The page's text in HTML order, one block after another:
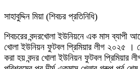
সাহাবুদ্দিন মিয়া (শিবচর প্রতিনিধি)
শিবচরের বন্দরখোলা ইউনিয়নে এক মাস ব্যাপী
খোলা ইউনিয়ন ফুটবল প্রিমিয়ার লীগ ২০২৫
করা হয় বন্দর খোলা ইউনিয়ন ফুটবল প্রিমিয়ার